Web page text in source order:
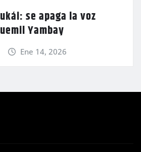
se apaga la voz
Yambay
Ene 14, 2026